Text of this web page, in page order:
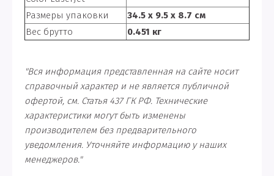
Размеры упаковки
34.5 x 9.5 x 8.7 см
Вес брутто
0.451 кг
"Вся информация представленная на сайте носит
справочный характер и не является публичной
офертой, см. Статья 437 ГК РФ. Технические
характеристики могут быть изменены
производителем без предварительного
уведомления. Уточняйте информацию у наших
менеджеров."